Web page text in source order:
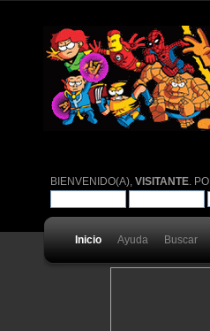
BIENVENIDO(A),VISITANTE .
Inicio Ayuda Buscar